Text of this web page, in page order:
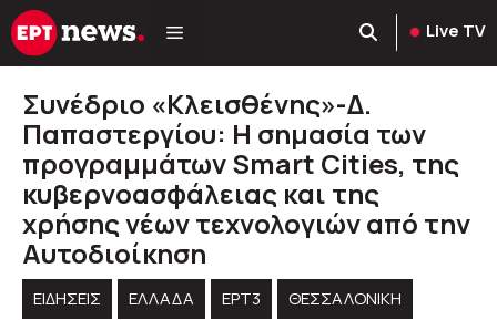
Μετάβαση
σε
Live TV
Συνέδριο «Κλεισθένης»-Δ.
Παπαστεργίου: Η σημασία των
προγραμμάτων Smart Cities, της
κυβερνοασφάλειας και της
χρήσης νέων τεχνολογιών από την
Αυτοδιοίκηση
ΕΙΔΗΣΕΙΣ ΕΛΛΑΔΑ ΕΡΤ3
ΘΕΣΣΑΛΟΝΙΚΗ